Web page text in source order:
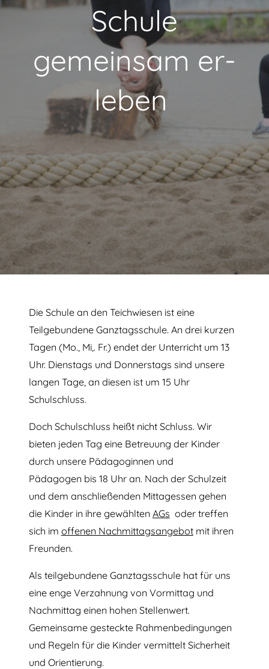
Schule
gemeinsam er-
leben
Die Schule an den Teichwiesen ist eine
Teilgebundene Ganztagsschule. An drei kurzen
Tagen (Mo., Mi,. Fr.) endet der Unterricht um 13
Uhr. Dienstags und Donnerstags sind unsere
langen Tage, an diesen ist um 15 Uhr
Schulschluss.
Doch Schulschluss heißt nicht Schluss. Wir
bieten jeden Tag eine Betreuung der Kinder
durch unsere Pädagoginnen und
Pädagogen bis 18 Uhr an. Nach der Schulzeit
und dem anschließenden Mittagessen gehen
die Kinder in ihre gewählten AGs oder treffen
sich im offenen Nachmittagsangebot mit ihren
Freunden.
Als teilgebundene Ganztagsschule hat für uns
eine enge Verzahnung von Vormittag und
Nachmittag einen hohen Stellenwert.
Gemeinsame gesteckte Rahmenbedingungen
und Regeln für die Kinder vermittelt Sicherheit
und Orientierung.